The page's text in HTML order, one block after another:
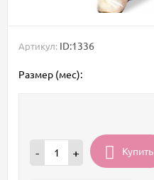
Артикул: ID:1336
Размер (мес):
- + Купить